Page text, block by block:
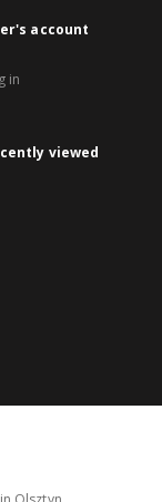
account
in
viewed